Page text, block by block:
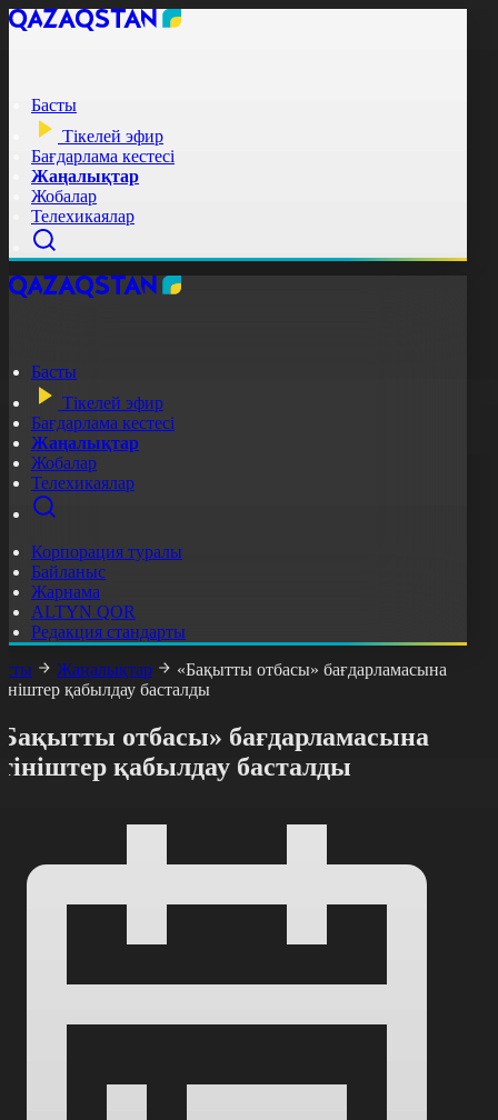
Басты
Тікелей эфир
Бағдарлама кестесі
Жаңалықтар
Жобалар
Телехикаялар
Басты
Тікелей эфир
Бағдарлама кестесі
Жаңалықтар
Жобалар
Телехикаялар
Корпорация туралы
Байланыс
Жарнама
ALTYN QOR
Редакция стандарты
Жаңалықтар
«Бақытты отбасы» бағдарламасына
қабылдау басталды
отбасы» бағдарламасына
қабылдау басталды